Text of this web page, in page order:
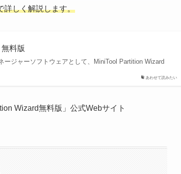
詳しく解説します。
あわせて読みたい
料版
ジャーソフトウェアとして、MiniTool Partition Wizard
Wizard無料版」公式Webサイト